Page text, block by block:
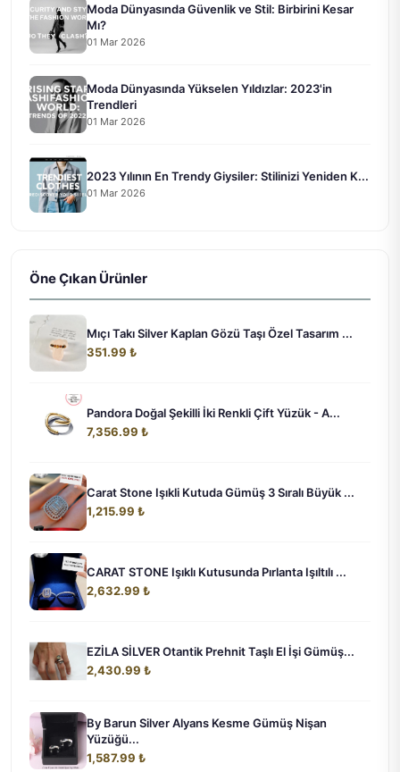
Moda Dünyasında Güvenlik ve Stil: Birbirini Kesar
Mı?
01 Mar 2026
Moda Dünyasında Yükselen Yıldızlar: 2023'in
Trendleri
01 Mar 2026
2023 Yılının En Trendy Giysiler: Stilinizi Yeniden K...
01 Mar 2026
Öne Çıkan Ürünler
Mıçı Takı Silver Kaplan Gözü Taşı Özel Tasarım ...
351.99 ₺
Pandora Doğal Şekilli İki Renkli Çift Yüzük - A...
7,356.99 ₺
Carat Stone Işıkli Kutuda Gümüş 3 Sıralı Büyük ...
1,215.99 ₺
CARAT STONE Işıklı Kutusunda Pırlanta Işıltılı ...
2,632.99 ₺
EZİLA SİLVER Otantik Prehnit Taşlı El İşi Gümüş...
2,430.99 ₺
By Barun Silver Alyans Kesme Gümüş Nişan
Yüzüğü...
1,587.99 ₺